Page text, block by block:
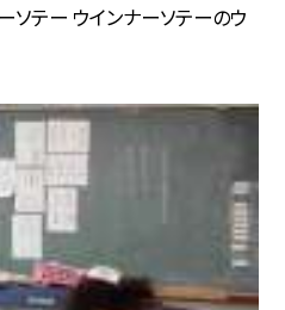
ソテー ウインナーソテーのウ